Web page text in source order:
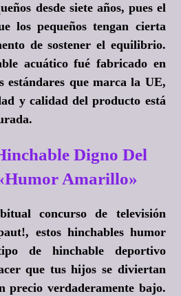
desde siete años, pues el
los pequeños tengan cierta
de sostener el equilibrio.
acuático fué fabricado en
estándares que marca la UE,
y calidad del producto está
Digno Del
Amarillo»
concurso de televisión
estos hinchables humor
de hinchable deportivo
que tus hijos se diviertan
precio verdaderamente bajo.